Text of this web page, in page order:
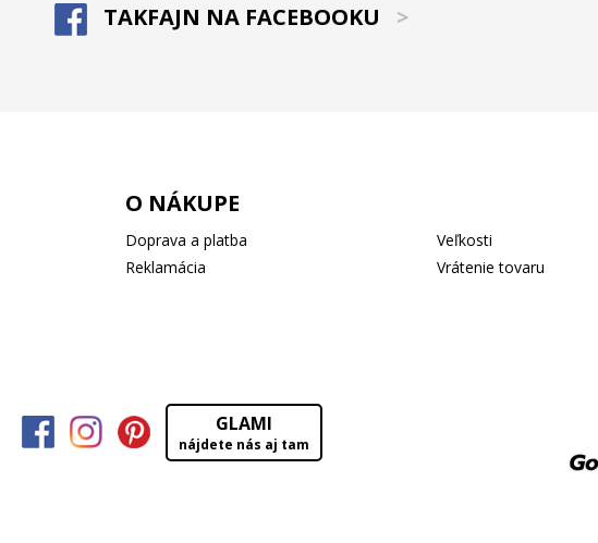
TAKFAJN NA FACEBOOKU >
O NÁKUPE
Doprava a platba
Veľkosti
Reklamácia
Vrátenie tovaru
GLAMI
nájdete nás aj tam